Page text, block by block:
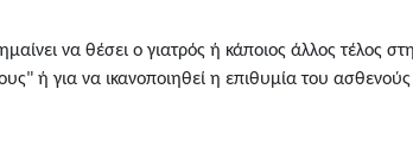
να θέσει ο γιατρός ή κάποιος άλλος τέλος
ή για να ικανοποιηθεί η επιθυμία του